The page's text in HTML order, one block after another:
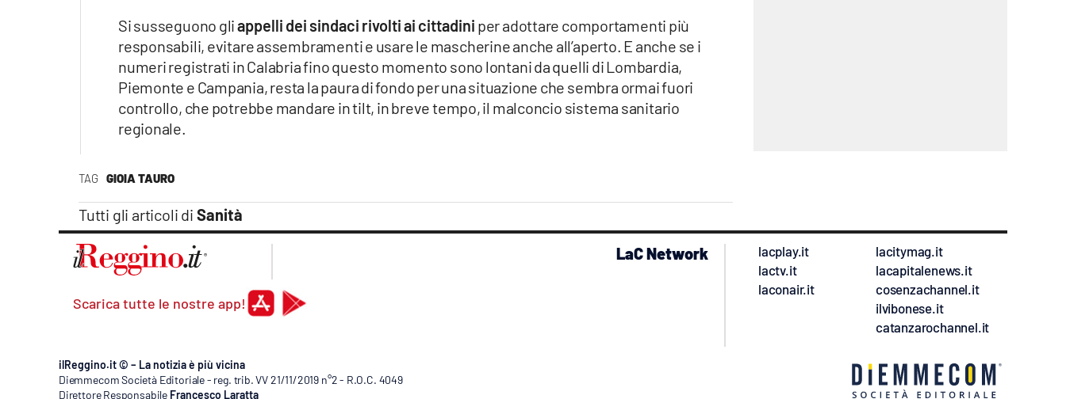
TAG GIOIA TAURO
Tutti gli articoli di Sanità
Si susseguono gliappelli dei sindaci rivolti ai cittadini per adottare comportamenti più
responsabili, evitare assembramenti e usare le mascherine anche all’aperto. E anche se i
numeri registrati in Calabria fino questo momento sono lontani da quelli di Lombardia,
Piemonte e Campania, resta la paura di fondo per una situazione che sembra ormai fuori
controllo, che potrebbe mandare in tilt, in breve tempo, il malconcio sistema sanitario
regionale.
Scarica tutte le nostre app!
LaC Network
lacplay.it
lactv.it
laconair.it
lacitymag.it
lacapitalenews.it
cosenzachannel.it
ilvibonese.it
catanzarochannel.it
ilReggino.it © – La notizia è più vicina
Diemmecom Società Editoriale - reg. trib. VV 21/11/2019 n°2 - R.O.C. 4049
Direttore Responsabile Francesco Laratta